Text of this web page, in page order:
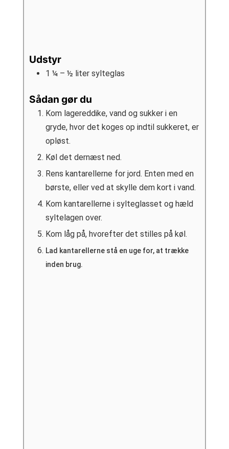
Udstyr
1 ¼ – ½ liter sylteglas
Sådan gør du
Kom lagereddike, vand og sukker i en
gryde, hvor det koges op indtil sukkeret, er
opløst.
Køl det dernæst ned.
Rens kantarellerne for jord. Enten med en
børste, eller ved at skylle dem kort i vand.
Kom kantarellerne i sylteglasset og hæld
syltelagen over.
Kom låg på, hvorefter det stilles på køl.
Lad kantarellerne stå en uge for, at trække
inden brug.